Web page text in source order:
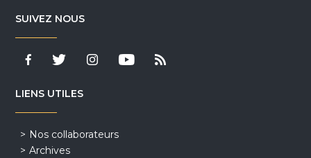
SUIVEZ NOUS
LIENS UTILES
Nos collaborateurs
Archives